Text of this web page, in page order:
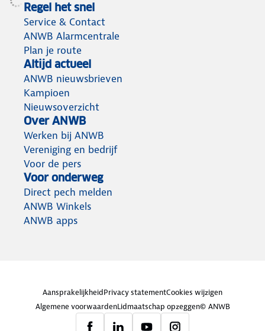
Regel het snel
Service & Contact
ANWB Alarmcentrale
Plan je route
Altijd actueel
ANWB nieuwsbrieven
Kampioen
Nieuwsoverzicht
Over ANWB
Werken bij ANWB
Vereniging en bedrijf
Voor de pers
Voor onderweg
Direct pech melden
ANWB Winkels
ANWB apps
AansprakelijkheidPrivacy statementCookies wijzigen
Algemene voorwaardenLidmaatschap opzeggen© ANWB